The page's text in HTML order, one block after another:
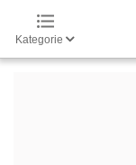
Kategorie